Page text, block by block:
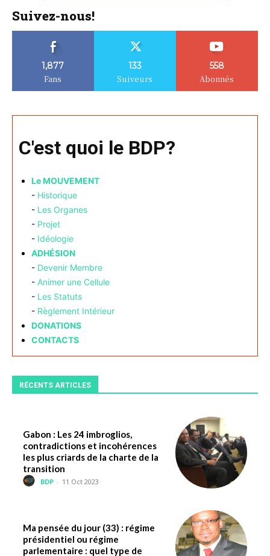
Suivez-nous!
1,877
Fans
133
Suiveurs
558
Abonnés
C'est quoi le BDP?
Le MOUVEMENT
- Historique
- Les Organes
- Projet
- Idéologie
ADHÉSION
- Devenir Membre
- Animer une Cellule
- Les Statuts
- Règlement Intérieur
DONATIONS
CONTACTS
RÉCENTS ARTICLES
Gabon : Les 24 imbroglios,
contradictions et incohérences
les plus criards de la charte de la
transition
BDP - 11 Oct 2023
Ma pensée du jour (33) : régime
présidentiel ou régime
parlementaire : quel type de